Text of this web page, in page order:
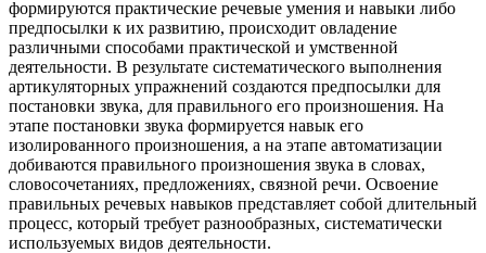
формируются практические речевые умения и навыки либо
предпосылки к их развитию, происходит овладение
различными способами практической и умственной
деятельности. В результате систематического выполнения
артикуляторных упражнений создаются предпосылки для
постановки звука, для правильного его произношения. На
этапе постановки звука формируется навык его
изолированного произношения, а на этапе автоматизации
добиваются правильного произношения звука в словах,
словосочетаниях, предложениях, связной речи. Освоение
правильных речевых навыков представляет собой длительный
процесс, который требует разнообразных, систематически
используемых видов деятельности.